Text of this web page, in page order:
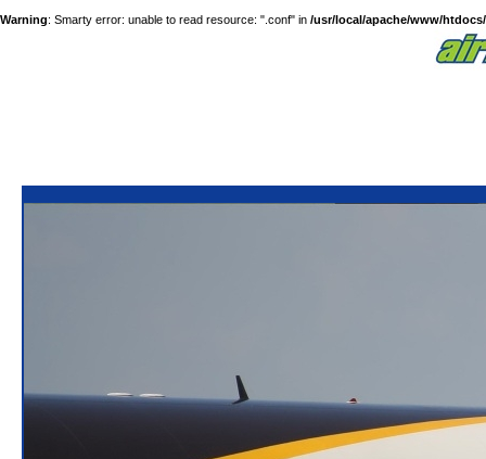
Warning: Smarty error: unable to read resource: ".conf" in /usr/local/apache/www/